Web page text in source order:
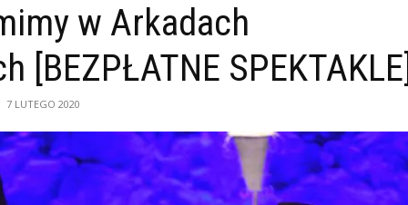
w Arkadach
[BEZPŁATNE SPEKTAKLE]
7 LUTEGO 2020